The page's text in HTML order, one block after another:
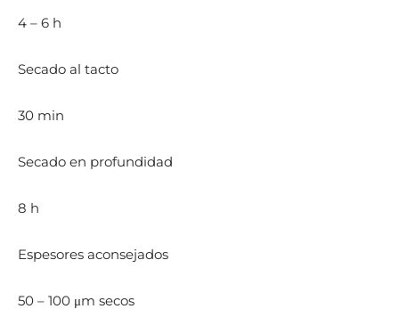
4 – 6 h
Secado al tacto
30 min
Secado en profundidad
8 h
Espesores aconsejados
50 – 100 μm secos